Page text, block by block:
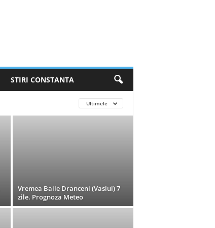
STIRI CONSTANTA
Ultimele
Vremea Baile Dranceni (Vaslui) 7
zile. Prognoza Meteo